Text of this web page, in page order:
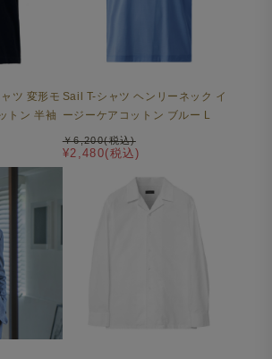
ツ 変形モ
トン 半袖
Sail T-シャツ ヘンリーネック イ
ージーケアコットン ブルー L
¥2,480(税込)
￥6,200(税込)